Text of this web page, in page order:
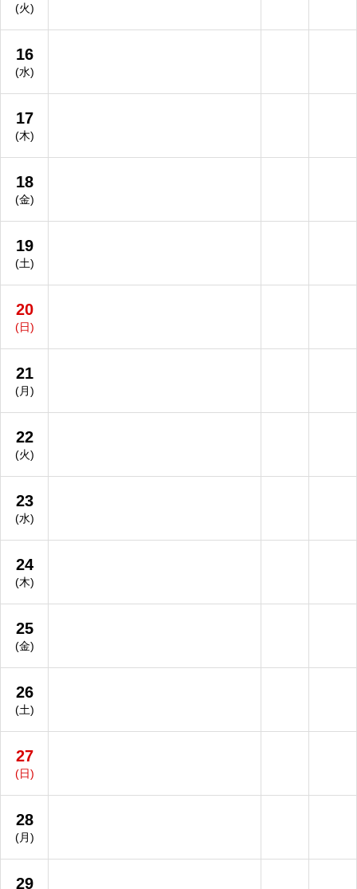
(火)
16
(水)
17
(木)
18
(金)
19
(土)
20
(日)
21
(月)
22
(火)
23
(水)
24
(木)
25
(金)
26
(土)
27
(日)
28
(月)
29